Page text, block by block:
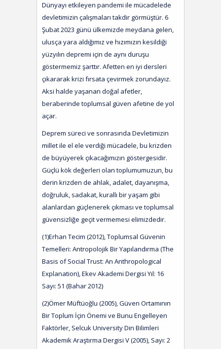
Dünyayı etkileyen pandemi ile mücadelede
devletimizin çalışmaları takdir görmüştür. 6
Şubat 2023 günü ülkemizde meydana gelen,
ulusça yara aldığımız ve hızımızın kesildiği
yüzyılın depremi için de aynı duruşu
göstermemiz şarttır. Afetten en iyi dersleri
çıkararak krizi fırsata çevirmek zorundayız.
Aksi halde yaşanan doğal afetler,
beraberinde toplumsal güven afetine de yol
açar.
Deprem süreci ve sonrasında Devletimizin
millet ile el ele verdiği mücadele, bu krizden
de büyüyerek çıkacağımızın göstergesidir.
Güçlü kök değerleri olan toplumumuzun, bu
derin krizden de ahlak, adalet, dayanışma,
doğruluk, sadakat, kurallı bir yaşam gibi
alanlardan güçlenerek çıkması ve toplumsal
güvensizliğe geçit vermemesi elimizdedir.
(1)Erhan Tecim (2012), Toplumsal Güvenin
Temelleri: Antropolojik Bir Yapılandırma (The
Basis of Social Trust: An Anthropological
Explanation), Ekev Akademi Dergisi Yıl: 16
Sayı: 51 (Bahar 2012)
(2)Ömer Müftüoğlu (2005), Güven Ortamının
Bir Toplum İçin Önemi ve Bunu Engelleyen
Faktörler, Selcuk University Din Bilimleri
Akademik Araştırma Dergisi V (2005), Sayı: 2